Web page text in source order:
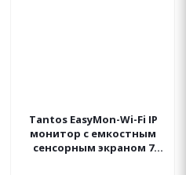
Tantos EasyMon-Wi-Fi IP
монитор с емкостным
сенсорным экраном 7